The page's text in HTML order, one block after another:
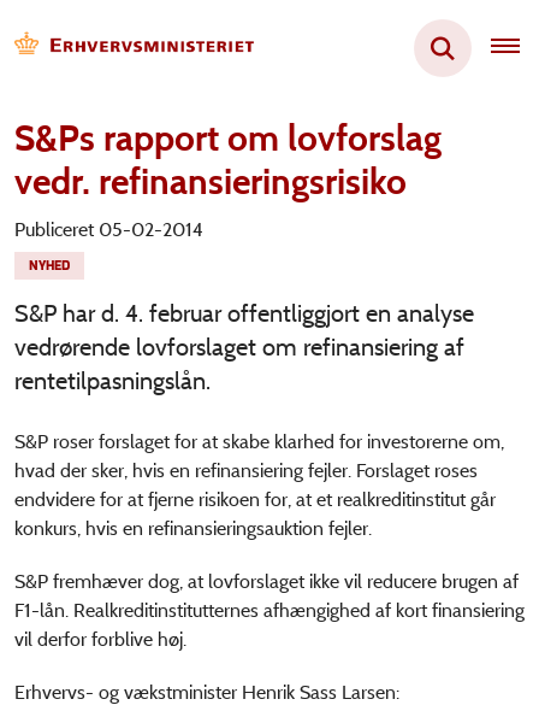
S&Ps rapport om lovforslag
vedr. refinansieringsrisiko
Publiceret 05-02-2014
NYHED
S&P har d. 4. februar offentliggjort en analyse
vedrørende lovforslaget om refinansiering af
rentetilpasningslån.
S&P roser forslaget for at skabe klarhed for investorerne om,
hvad der sker, hvis en refinansiering fejler. Forslaget roses
endvidere for at fjerne risikoen for, at et realkreditinstitut går
konkurs, hvis en refinansieringsauktion fejler.
S&P fremhæver dog, at lovforslaget ikke vil reducere brugen af
F1-lån. Realkreditinstitutternes afhængighed af kort finansiering
vil derfor forblive høj.
Erhvervs- og vækstminister Henrik Sass Larsen: